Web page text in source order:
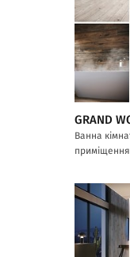
GRAND
Ванна